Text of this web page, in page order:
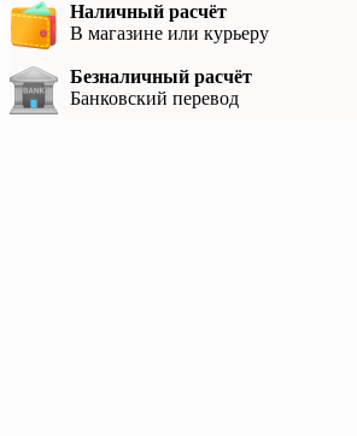
Наличный расчёт
В магазине или курьеру
Безналичный расчёт
Банковский перевод